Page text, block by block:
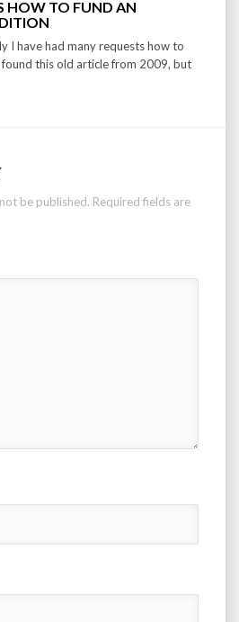
HOW TO FUND AN
I have had many requests how to
this old article from 2009, but
be published. Required fields are